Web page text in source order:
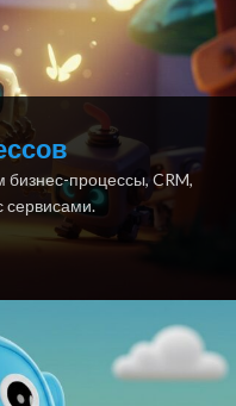
процессы, CRM,
сервисами.